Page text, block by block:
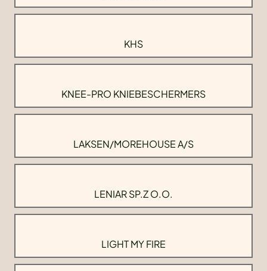
KHS
KNEE-PRO KNIEBESCHERMERS
LAKSEN/MOREHOUSE A/S
LENIAR SP.Z O.O.
LIGHT MY FIRE